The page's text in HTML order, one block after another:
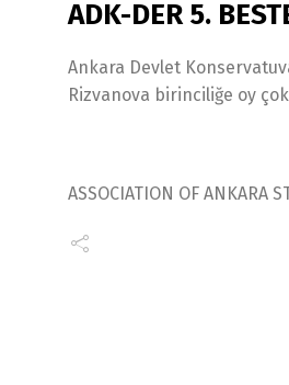
ADK-DER 5.
Ankara Devlet
Rizvanova birinciliğe oy
ASSOCIATION OF ANKARA